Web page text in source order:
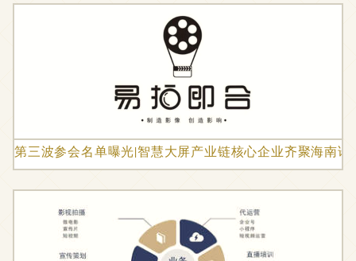
第三波参会名单曝光|智慧大屏产业链核心企业齐聚海南论